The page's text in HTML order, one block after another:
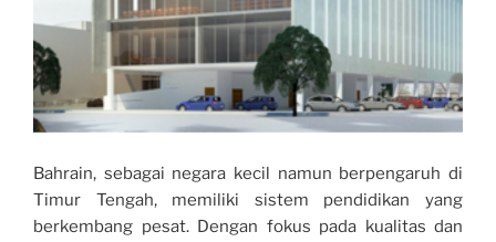
Bahrain, sebagai negara kecil namun berpengaruh di
Timur Tengah, memiliki sistem pendidikan yang
berkembang pesat. Dengan fokus pada kualitas dan